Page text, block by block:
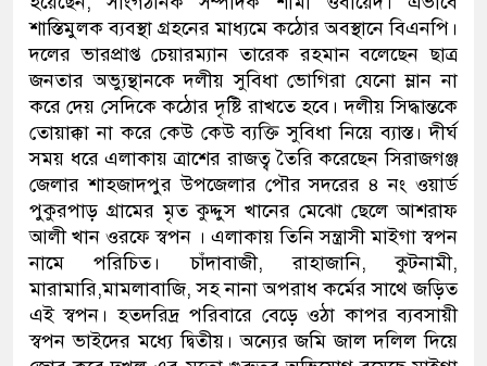
শাস্তিমুলক ব্যবস্থা গ্রহনের মাধ্যমে কঠোর অবস্থানে বিএনপি।
দলের ভারপ্রাপ্ত চেয়ারম্যান তারেক রহমান বলেছেন ছাত্র
জনতার অভ্যুন্থানকে দলীয় সুবিধা ভোগিরা যেনো ম্লান না
করে দেয় সেদিকে কঠোর দৃষ্টি রাখতে হবে। দলীয় সিদ্ধান্তকে
তোয়াক্কা না করে কেউ কেউ ব্যক্তি সুবিধা নিয়ে ব্যাস্ত। দীর্ঘ
সময় ধরে এলাকায় ত্রাশের রাজত্ব তৈরি করেছেন সিরাজগঞ্জ
জেলার শাহজাদপুর উপজেলার পৌর সদরের ৪ নং ওয়ার্ড
পুকুরপাড় গ্রামের মৃত কুদ্দুস খানের মেঝো ছেলে আশরাফ
আলী খান ওরফে স্বপন । এলাকায় তিনি সন্ত্রাসী মাইগা স্বপন
নামে পরিচিত। চাঁদাবাজী, রাহাজানি, কুটনামী,
মারামারি,মামলাবাজি, সহ নানা অপরাধ কর্মের সাথে জড়িত
এই স্বপন। হতদরিদ্র পরিবারে বেড়ে ওঠা কাপর ব্যবসায়ী
স্বপন ভাইদের মধ্যে দ্বিতীয়। অন্যের জমি জাল দলিল দিয়ে